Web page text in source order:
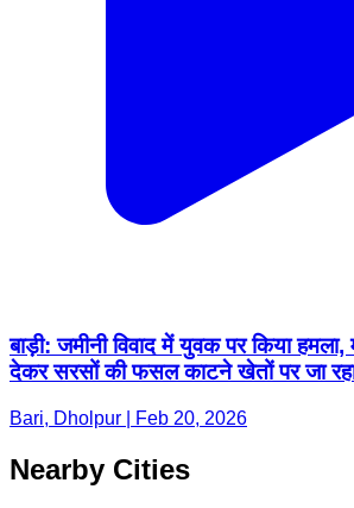
बाड़ी: जमीनी विवाद में युवक पर किया हमला,
देकर सरसों की फसल काटने खेतों पर जा
Bari, Dholpur | Feb 20, 2026
Nearby Cities